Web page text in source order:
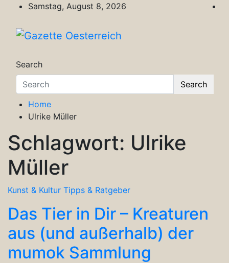
content
Samstag, August 8, 2026
Search
Search
Home
Ulrike Müller
Schlagwort: Ulrike
Müller
Kunst & Kultur Tipps & Ratgeber
Das Tier in Dir – Kreaturen
aus (und außerhalb) der
mumok Sammlung